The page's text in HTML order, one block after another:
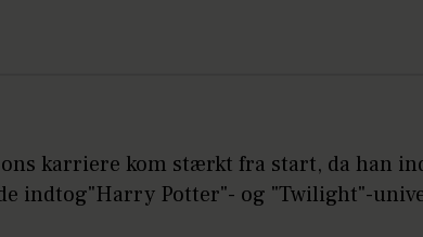
karriere kom stærkt fra start, da han
indtog"Harry Potter"- og "Twilight"-